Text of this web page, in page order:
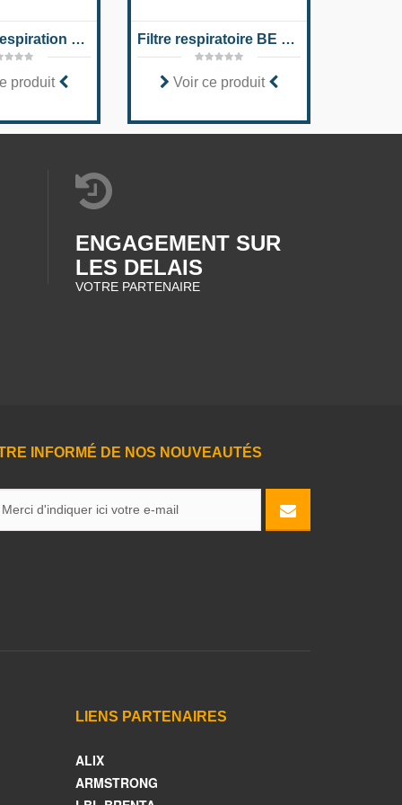
Filtres de respiration et de purge d'air, absorbant l'eau BFSK
produit
Filtre respiratoire BE 7 SL
Voir ce produit
ENGAGEMENT SUR
LES DELAIS
VOTRE PARTENAIRE
INFORMÉ DE NOS NOUVEAUTÉS
LIENS PARTENAIRES
ALIX
ARMSTRONG